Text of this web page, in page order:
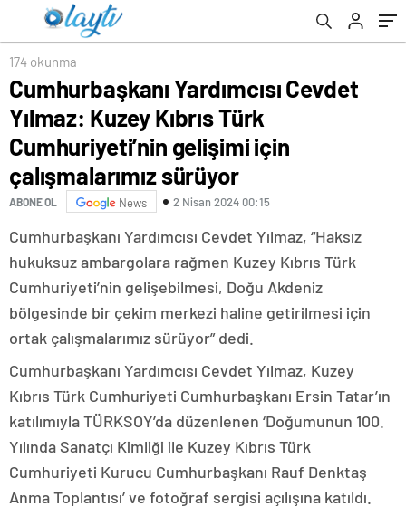
için çalışmalarımız sürüyor
174 okunma
Cumhurbaşkanı Yardımcısı Cevdet
Yılmaz: Kuzey Kıbrıs Türk
Cumhuriyeti’nin gelişimi için
çalışmalarımız sürüyor
ABONE OL News 2 Nisan 2024 00:15
Cumhurbaşkanı Yardımcısı Cevdet Yılmaz, “Haksız
hukuksuz ambargolara rağmen Kuzey Kıbrıs Türk
Cumhuriyeti’nin gelişebilmesi, Doğu Akdeniz
bölgesinde bir çekim merkezi haline getirilmesi için
ortak çalışmalarımız sürüyor” dedi.
Cumhurbaşkanı Yardımcısı Cevdet Yılmaz, Kuzey
Kıbrıs Türk Cumhuriyeti Cumhurbaşkanı Ersin Tatar’ın
katılımıyla TÜRKSOY’da düzenlenen ‘Doğumunun 100.
Yılında Sanatçı Kimliği ile Kuzey Kıbrıs Türk
Cumhuriyeti Kurucu Cumhurbaşkanı Rauf Denktaş
Anma Toplantısı’ ve fotoğraf sergisi açılışına katıldı.